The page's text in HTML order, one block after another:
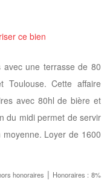
ce bien
une terrasse de 80
Cette affaire
avec 80hl de bière et
du midi permet de servir
Loyer de 1600
honoraires | Honoraires : 8%